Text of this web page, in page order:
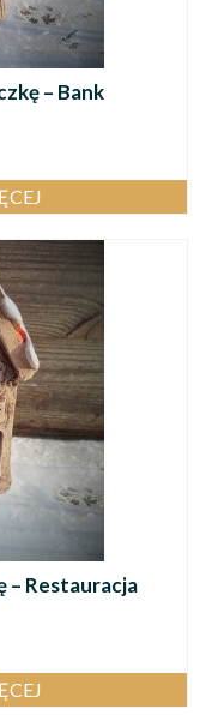
– Bank
– Restauracja